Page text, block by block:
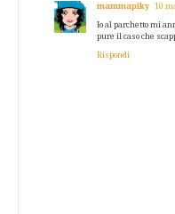
mammapiky 10
Io al parchetto mi
pure il caso che
Rispondi